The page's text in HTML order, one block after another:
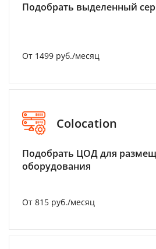
Подобрать выделенный
От 1499 руб./месяц
Colocation
Подобрать ЦОД для
оборудования
От 815 руб./месяц